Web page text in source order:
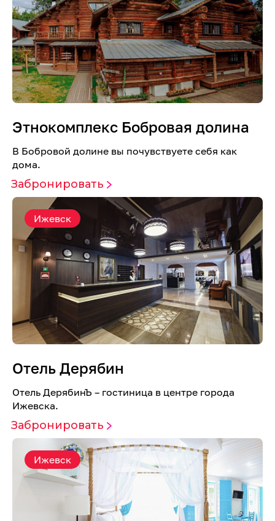
Этнокомплекс Бобровая долина
В Бобровой долине вы почувствуете себя как
дома.
Забронировать
Ижевск
Отель Дерябин
Отель ДерябинЪ – гостиница в центре города
Ижевска.
Забронировать
Ижевск